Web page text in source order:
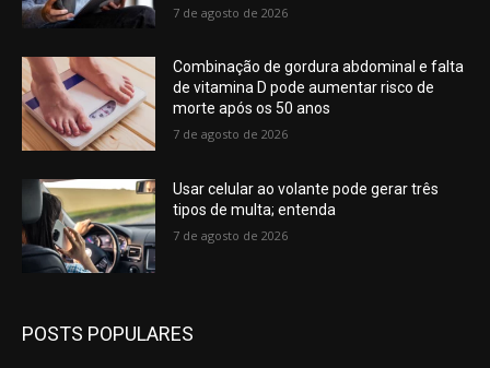
7 de agosto de 2026
Combinação de gordura abdominal e falta
de vitamina D pode aumentar risco de
morte após os 50 anos
7 de agosto de 2026
Usar celular ao volante pode gerar três
tipos de multa; entenda
7 de agosto de 2026
POSTS POPULARES